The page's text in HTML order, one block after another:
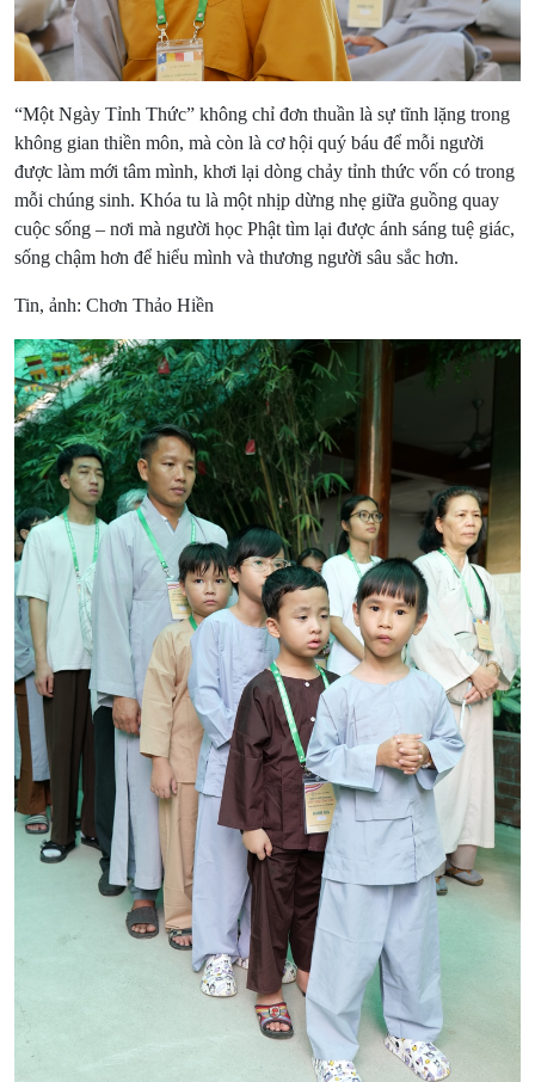
“Một Ngày Tỉnh Thức” không chỉ đơn thuần là sự tĩnh lặng trong
không gian thiền môn, mà còn là cơ hội quý báu để mỗi người
được làm mới tâm mình, khơi lại dòng chảy tỉnh thức vốn có trong
mỗi chúng sinh. Khóa tu là một nhịp dừng nhẹ giữa guồng quay
cuộc sống – nơi mà người học Phật tìm lại được ánh sáng tuệ giác,
sống chậm hơn để hiểu mình và thương người sâu sắc hơn.
Tin, ảnh: Chơn Thảo Hiền